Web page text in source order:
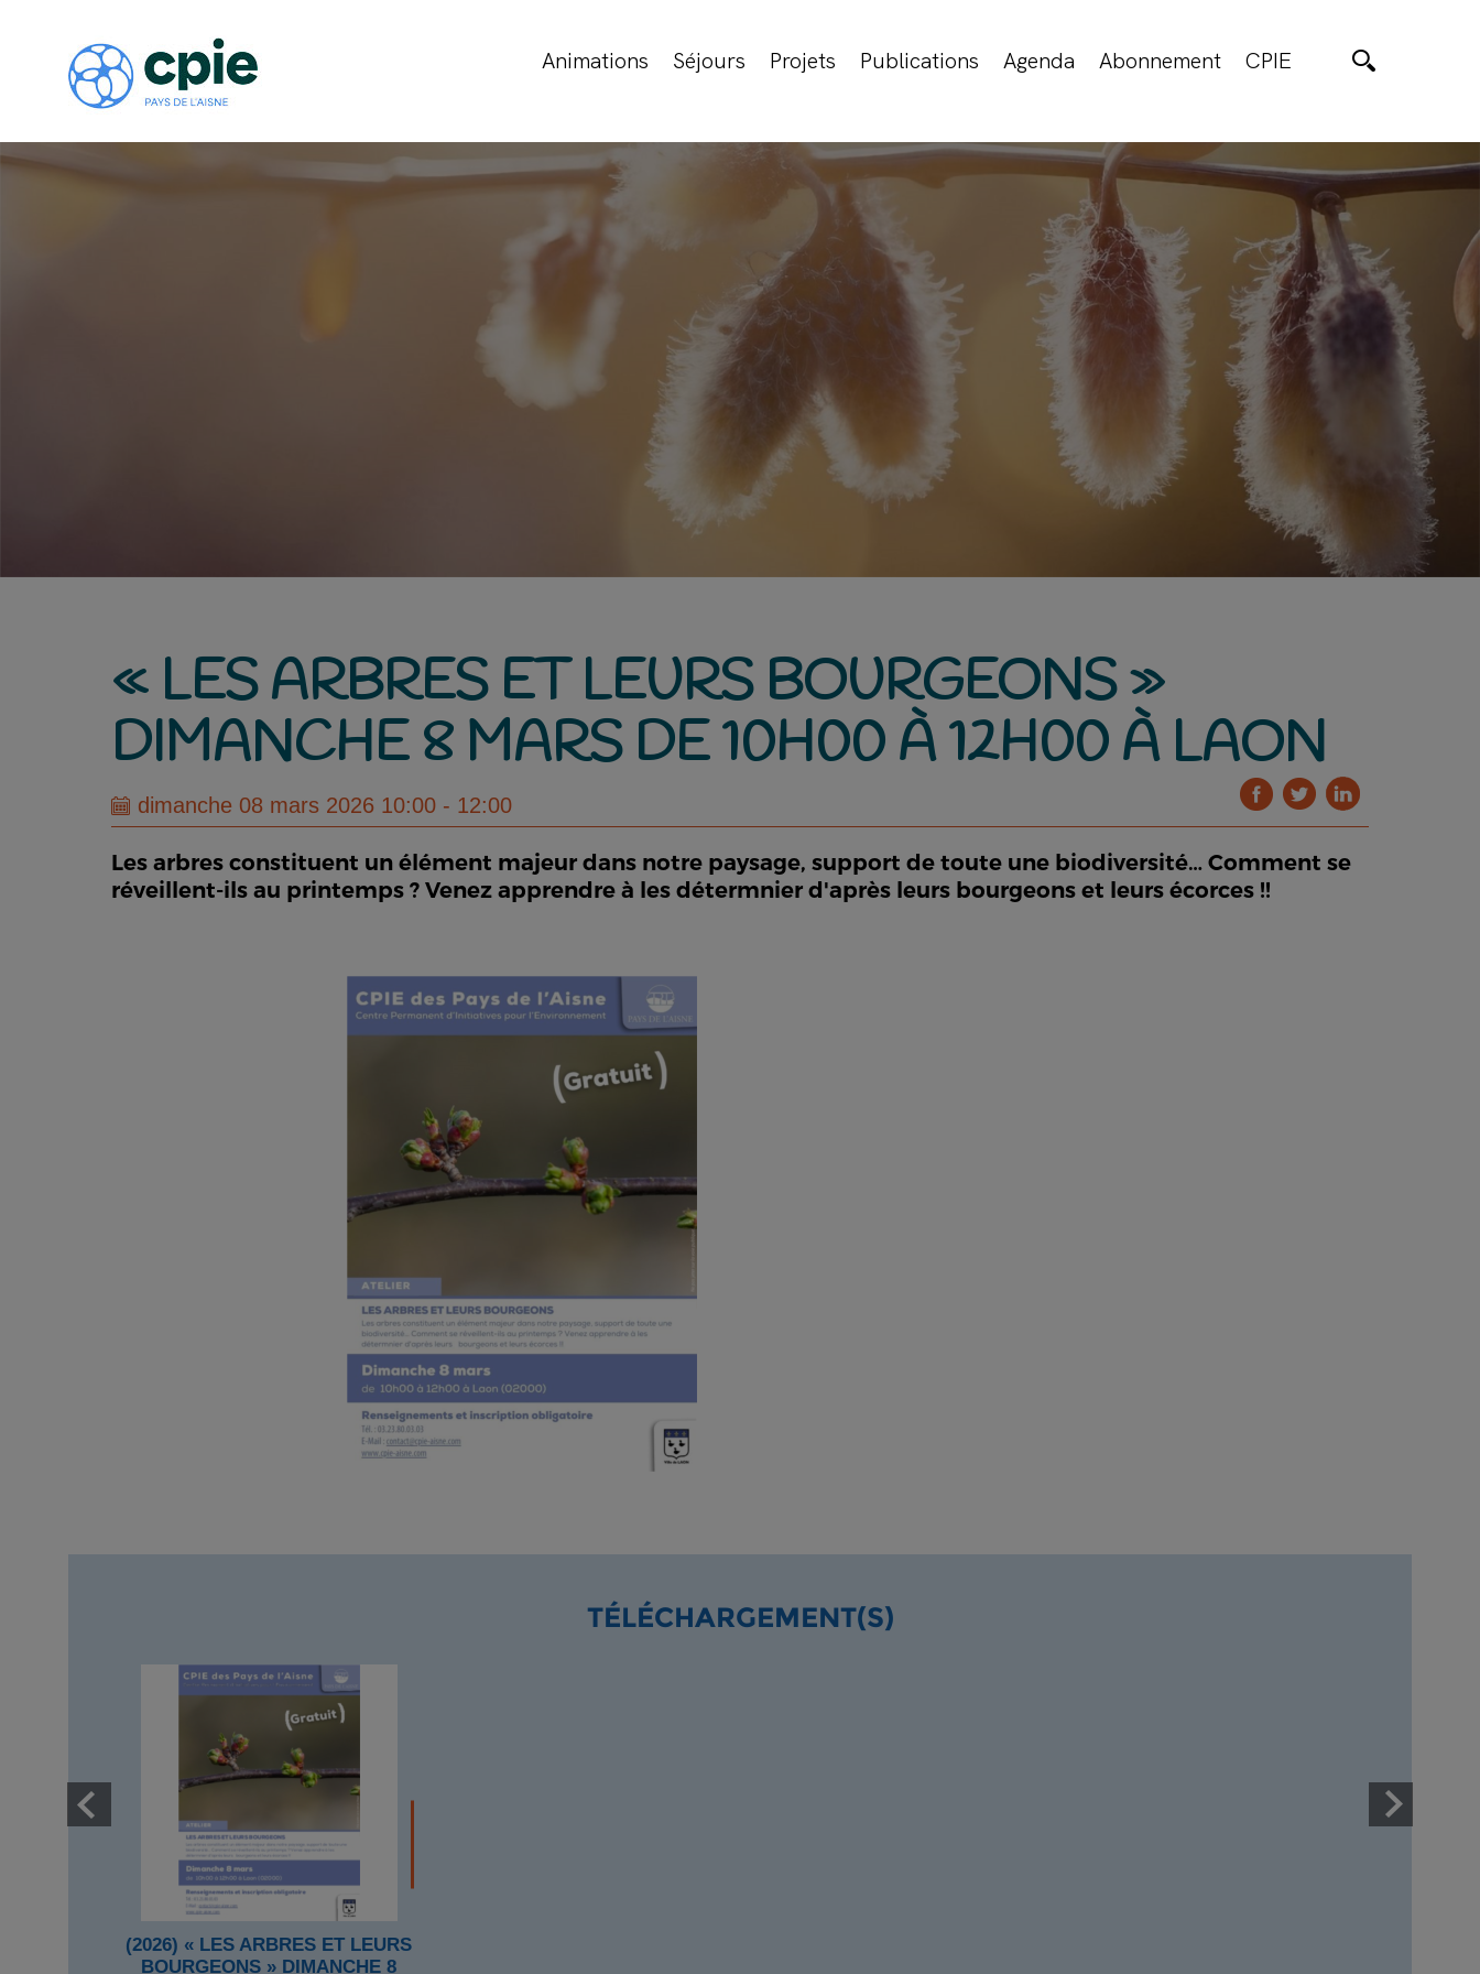
Animations Séjours Projets Publications Agenda Abonnement CPIE
« LES ARBRES ET LEURS BOURGEONS »
DIMANCHE 8 MARS DE 10H00 À 12H00 À LAON
dimanche 08 mars 2026 10:00 - 12:00
Les arbres constituent un élément majeur dans notre paysage, support de toute une biodiversité… Comment se
réveillent-ils au printemps ? Venez apprendre à les détermnier d'après leurs bourgeons et leurs écorces !!
TÉLÉCHARGEMENT(S)
(2026) « LES ARBRES ET LEURS
BOURGEONS » DIMANCHE 8